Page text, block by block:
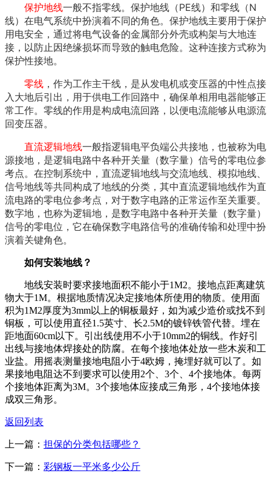
保护地线一般不指零线。‌ 保护地线（‌PE线）‌和零线（‌N
线）‌在电气系统中扮演着不同的角色。‌保护地线主要用于保护
用电安全，‌通过将电气设备的金属部分外壳或构架与大地连
接，‌以防止因绝缘损坏而导致的触电危险。‌这种连接方式称为
保护性接地。‌
零线 ，‌作为工作主干线，‌是从发电机或变压器的中性点接
入大地后引出，‌用于供电工作回路中，‌确保单相用电器能够正
常工作。‌零线的作用是构成电流回路，‌以便电流能够从电源流
回变压器。‌
直流逻辑地线一般指逻辑电平负端公共接地 ，‌也被称为电
源接地，‌是逻辑电路中各种开关量（‌数字量）‌信号的零电位参
考点。‌在控制系统中，‌直流逻辑地线与交流地线、‌模拟地线、‌
信号地线等共同构成了地线的分类，‌其中直流逻辑地线作为直
流电路的零电位参考点，‌对于数字电路的正常运作至关重要。‌
数字地，‌也称为逻辑地，‌是数字电路中各种开关量（‌数字量）‌
信号的零电位，‌它在确保数字电路信号的准确传输和处理中扮
演着关键角色。‌
如何安装地线？
地线安装时要求接地面积不能小于1M2。接地点距离建筑
物大于1M。根据地质情况决定接地体所使用的物质。使用面
积为1M2厚度为3mm以上的铜板最好，如为减少造价或找不到
铜板，可以使用直径1.5英寸、长2.5M的镀锌铁管代替。埋在
距地面60cm以下。引出线使用不小于10mm2的铜线。作好引
出线与接地体焊接处的防腐。在每个接地体处放一些木炭和工
业盐。用摇表测量接地电阻小于4欧姆，掩埋好就可以了。如
果接地电阻达不到要求可以使用2个、3个、4个接地体。每两
个接地体距离为3M。3个接地体应接成三角形，4个接地体接
成双三角形。
返回列表
上一篇： 担保的分类包括哪些？
下一篇： 彩钢板一平米多少公斤